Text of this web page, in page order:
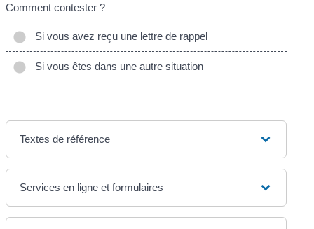
Comment contester ?
Si vous avez reçu une lettre de rappel
Si vous êtes dans une autre situation
Textes de référence
Services en ligne et formulaires